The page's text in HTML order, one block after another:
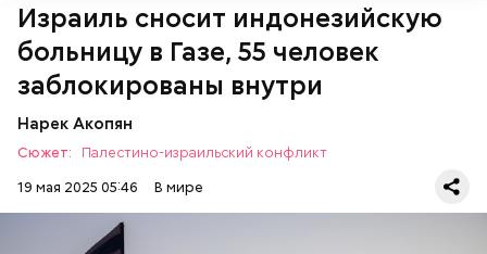
Израиль сносит индонезийскую
больницу в Газе, 55 человек
заблокированы внутри
Нарек Акопян
Сюжет:
Палестино-израильский конфликт
19 мая 2025 05:46
В мире
Фото: wikimedia.org